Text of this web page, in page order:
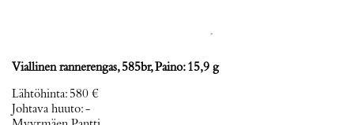
Viallinen rannerengas, 585br, Paino: 15,9 g
Lähtöhinta: 580 €
Johtava huuto:-